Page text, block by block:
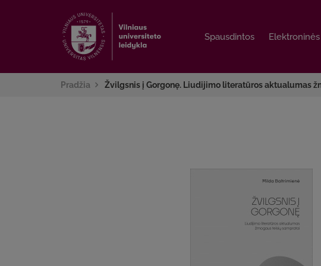
Spausdintos Elektroninės
Spausdintos Elektroninės
Pradžia Žvilgsnis į Gorgonę. Liudijimo literatūros aktualumas